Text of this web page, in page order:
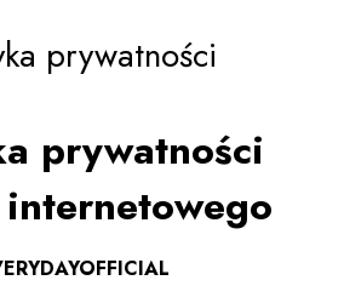
prywatności
prywatności